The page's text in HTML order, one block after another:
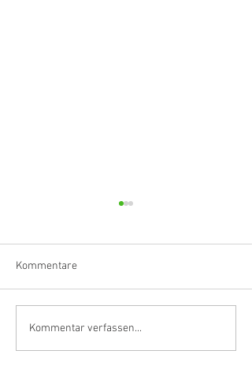
Klarinettistin, Tonmeisterin,
Grenzgängerin
Kommentare
Kommentar verfassen...